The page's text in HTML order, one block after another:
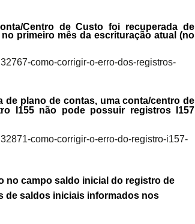
Centro de Custo foi recuperada de
primeiro mês da escrituração atual (no
como-corrigir-o-erro-dos-registros-
de plano de contas, uma conta/centro de
I155 não pode possuir registros I157
como-corrigir-o-erro-do-registro-i157-
no campo saldo inicial do registro de
de saldos iniciais informados nos